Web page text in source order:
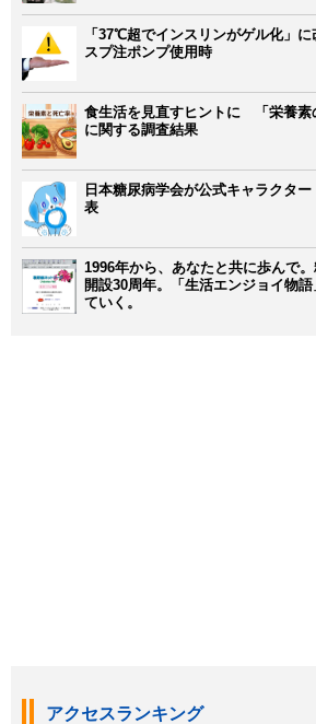
「37℃超でインスリンがゲル化」
スプ注ポンプ使用時
食生活を見直すヒントに 「栄養素
に関する調査結果
日本糖尿病学会が公式キャラクタ
表
1996年から、あなたと共に歩んで。
開設30周年。「生活エンジョイ物
ていく。
アクセスランキング